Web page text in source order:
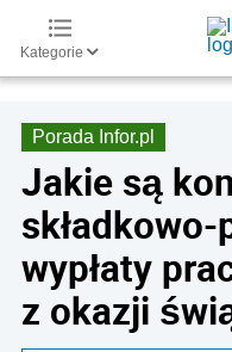
Kategorie
Porada Infor.pl
Jakie są
wypłaty
z okazji